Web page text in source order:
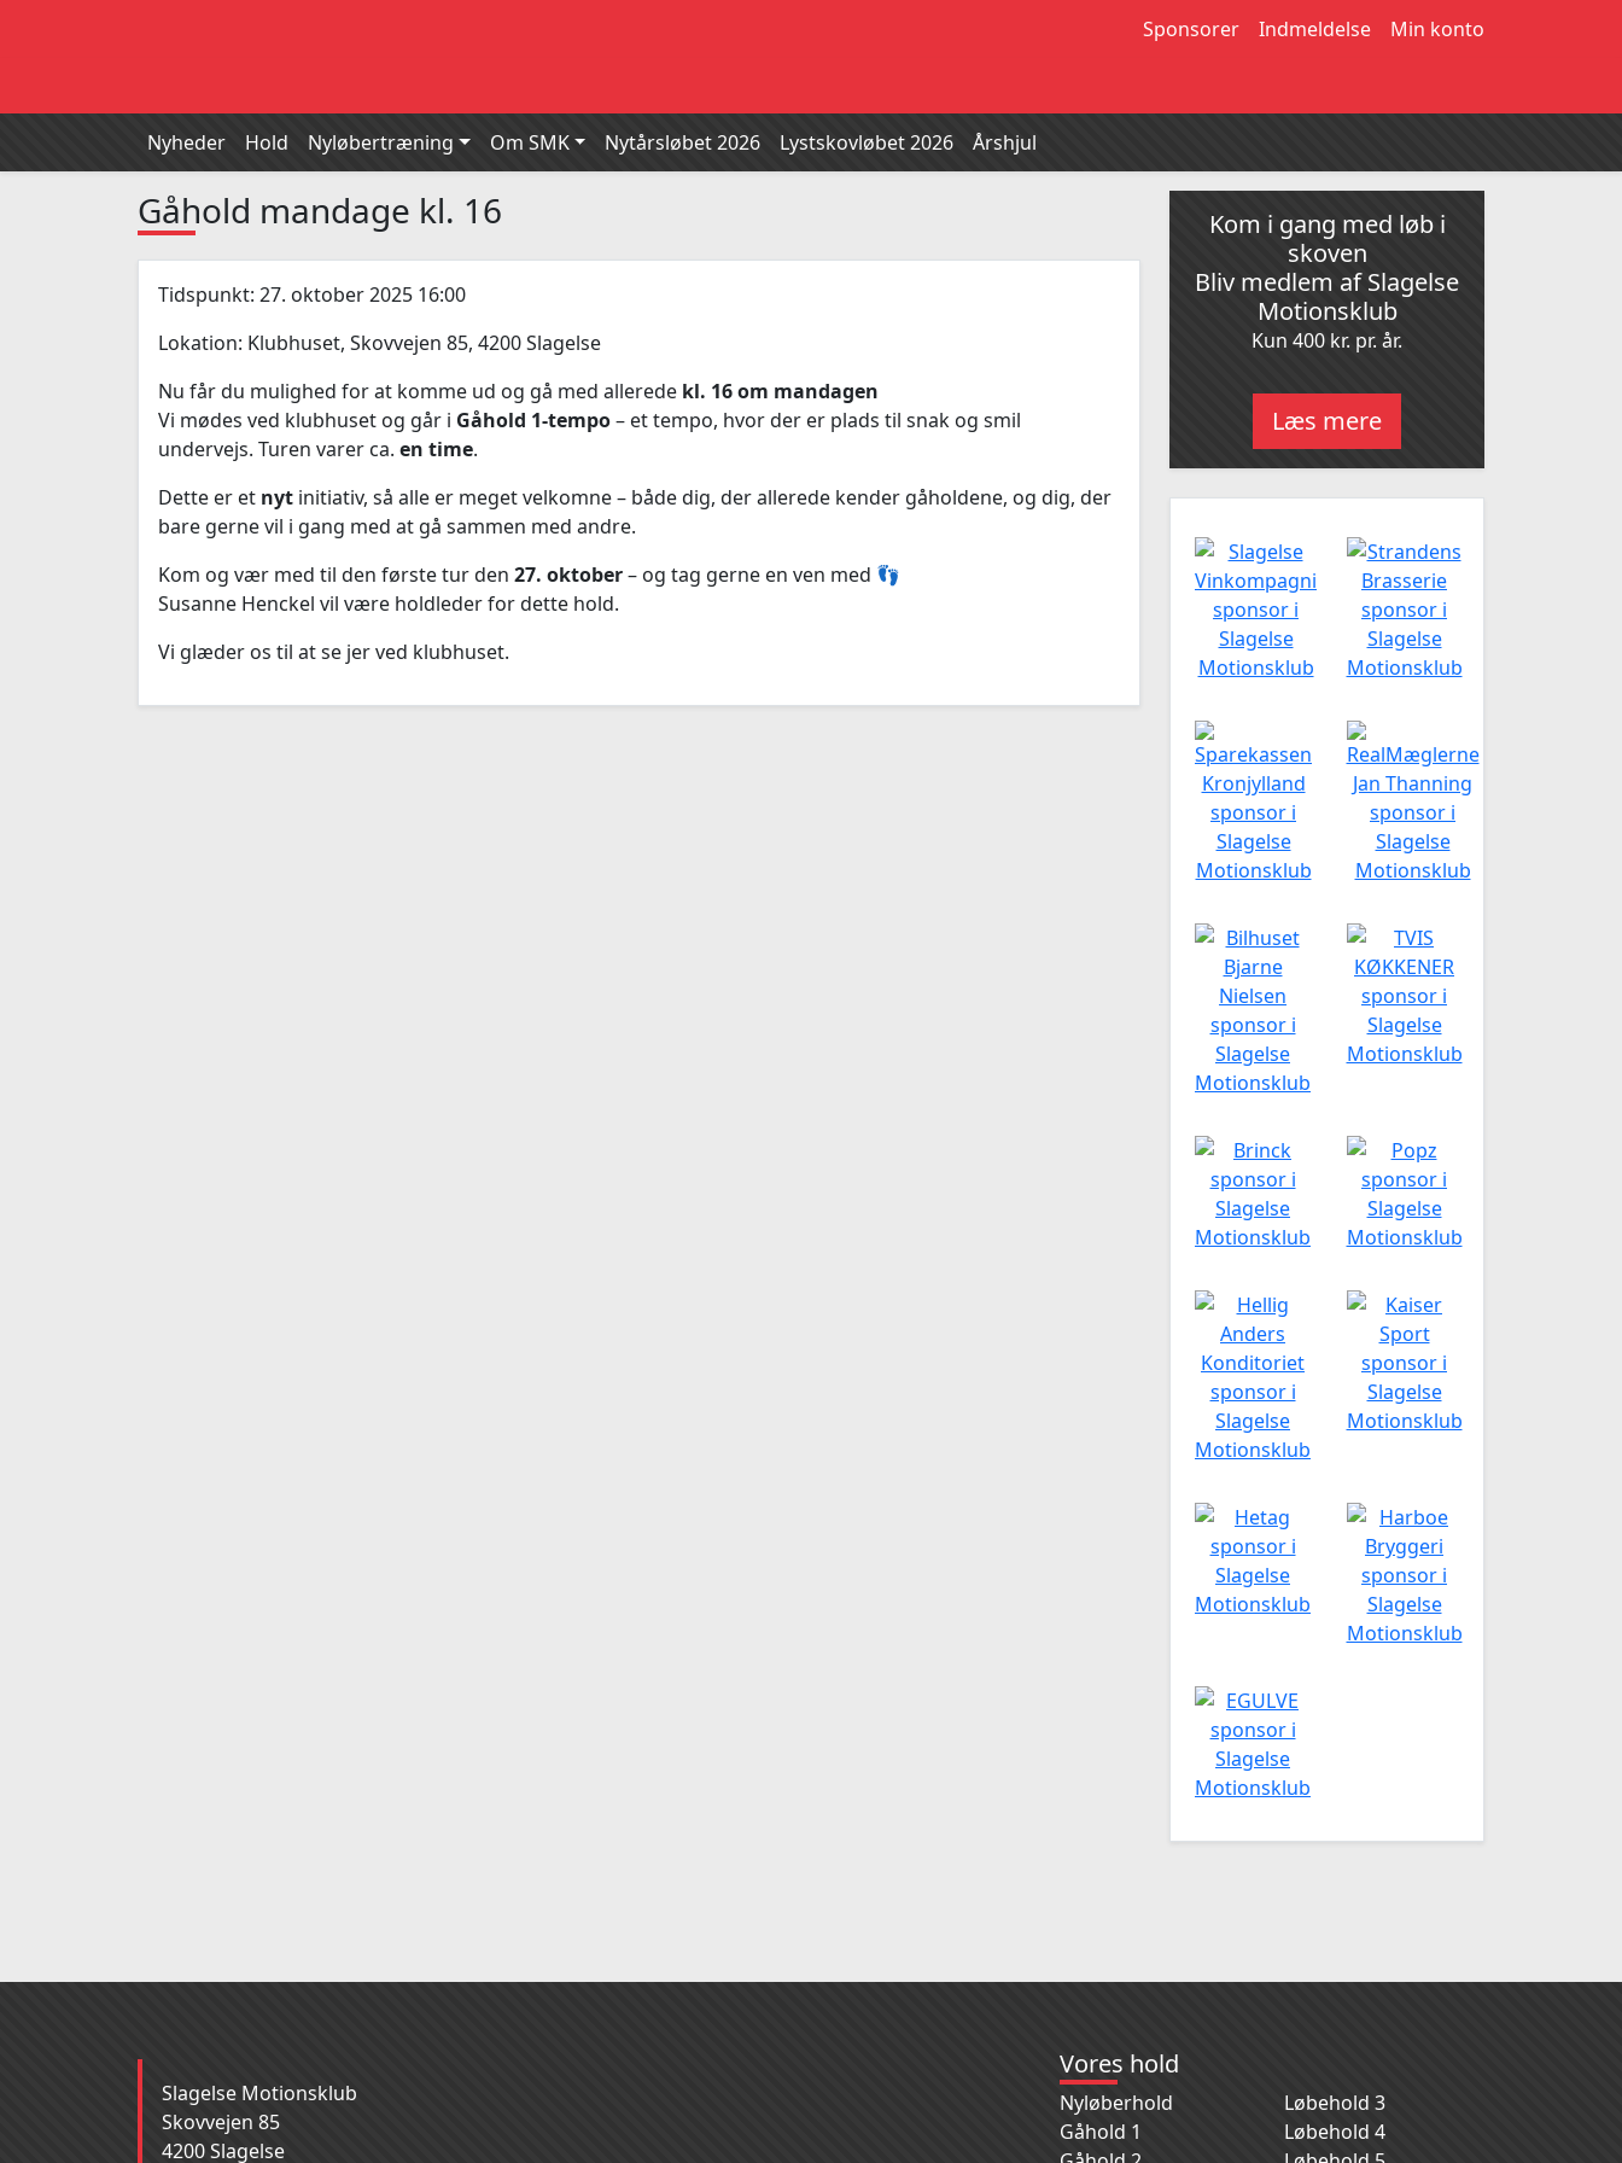
Sponsorer Indmeldelse Min konto
Nyheder Hold Nyløbertræning Om SMK Nytårsløbet 2026 Lystskovløbet 2026 Årshjul
Gåhold mandage kl. 16
Tidspunkt: 27. oktober 2025 16:00
Lokation: Klubhuset, Skovvejen 85, 4200 Slagelse
Nu får du mulighed for at komme ud og gå med allerede kl. 16 om mandagen
Vi mødes ved klubhuset og går i Gåhold 1-tempo– et tempo, hvor der er plads til snak og smil
undervejs. Turen varer ca. en time.
Dette er et nyt initiativ, så alle er meget velkomne – både dig, der allerede kender gåholdene, og dig, der
bare gerne vil i gang med at gå sammen med andre.
Kom og vær med til den første tur den 27. oktober– og tag gerne en ven med 👣
Susanne Henckel vil være holdleder for dette hold.
Vi glæder os til at se jer ved klubhuset.
Kom i gang med løb i
skoven
Bliv medlem af Slagelse
Motionsklub
Kun 400 kr. pr. år.
Læs mere
Vores hold
Nyløberhold
Gåhold 1
Løbehold 3
Løbehold 4
Slagelse Motionsklub
Skovvejen 85
4200 Slagelse